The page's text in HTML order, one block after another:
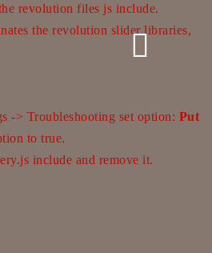
revolution files js include.
the revolution slider libraries,
-> Troubleshooting set option: Put
to true.
include and remove it.